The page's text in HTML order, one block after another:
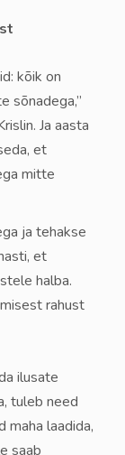
kõik on
sõnadega,”
Ja aasta
et
mitte
ja tehakse
et
halba.
rahust
ilusate
tuleb need
maha laadida,
saab